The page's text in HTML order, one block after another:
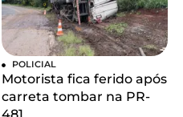
POLICIAL
Motorista fica ferido após
carreta tombar na PR-
481